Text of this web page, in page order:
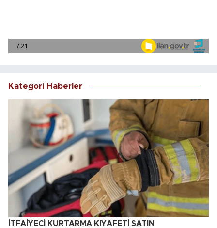
Kategori Haberler
İTFAİYECİ KURTARMA KIYAFETİ SATIN